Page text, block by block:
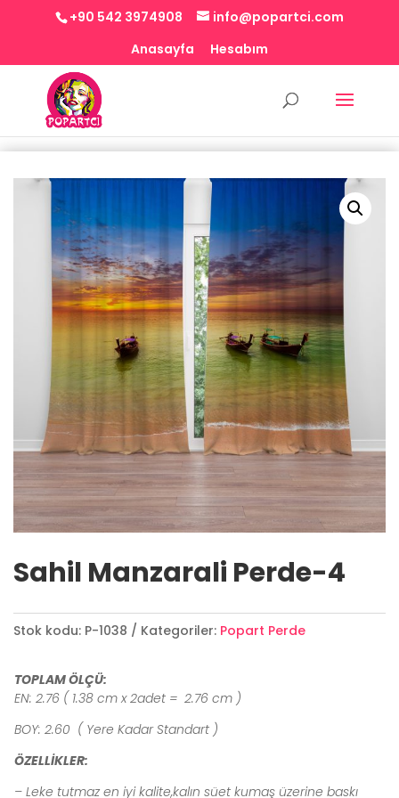
+90 542 3974908
info@popartci.com
Anasayfa
Hesabım
Sahil Manzarali Perde-4
Stok kodu: P-1038 Kategoriler: Popart Perde
TOPLAM ÖLÇÜ:
EN: 2.76 ( 1.38 cm x 2adet = 2.76 cm )
BOY: 2.60 ( Yere Kadar Standart )
ÖZELLİKLER:
– Leke tutmaz en iyi kalite,kalın süet kumaş üzerine baskı